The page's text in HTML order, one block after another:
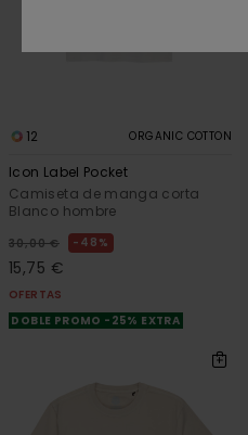
12 ORGANIC COTTON
Icon Label Pocket
Camiseta de manga corta
Blanco hombre
30,00 € 48%
15,75 €
OFERTAS
DOBLE PROMO -25% EXTRA